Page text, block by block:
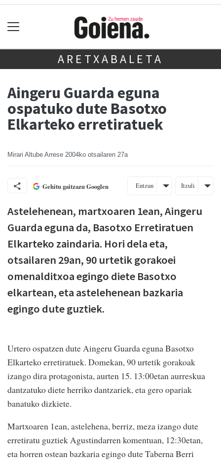
ARETXABALETA
Aingeru Guarda eguna
ospatuko dute Basotxo
Elkarteko erretiratuek
Mirari Altube Arrese 2004ko otsailaren 27a
Gehitu gaitzazu Googlen Entzun Itzuli
Astelehenean, martxoaren 1ean, Aingeru
Guarda eguna da, Basotxo Erretiratuen
Elkarteko zaindaria. Hori dela eta,
otsailaren 29an, 90 urtetik gorakoei
omenalditxoa egingo diete Basotxo
elkartean, eta astelehenean bazkaria
egingo dute guztiek.
Urtero ospatzen dute Aingeru Guarda eguna Basotxo
Elkarteko erretiratuek. Domekan, 90 urtetik gorakoak
izango dira protagonista, aurten 15. 13:00etan aurreskua
dantzatuko diete herriko dantzariek, eta gero opariak
banatuko dizkiete.
Martxoaren 1ean, astelehena, berriz, meza izango dute
erretiratu guztiek Agustindarren komentuan, 12:30etan,
eta horren ostean bazkaria egingo dute Taberna Berri